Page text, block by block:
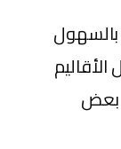
بعض